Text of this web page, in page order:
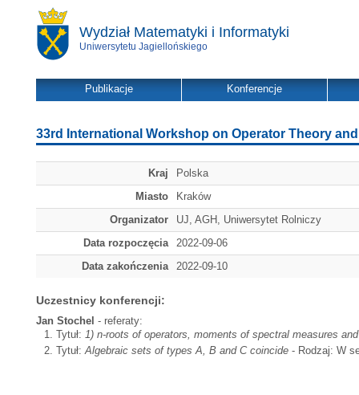
Wydział Matematyki i Informatyki
Uniwersytetu Jagiellońskiego
Publikacje Konferencje
33rd International Workshop on Operator Theory
Kraj
Polska
Miasto
Kraków
Organizator
UJ, AGH, Uniwersytet Rolniczy
Data rozpoczęcia
2022-09-06
Data zakończenia
2022-09-10
Uczestnicy konferencji:
Jan Stochel - referaty:
Tytuł: 1) n-roots of operators, moments of spectral measures
Tytuł:Algebraic sets of types A, B and C coincide - Rodzaj: W